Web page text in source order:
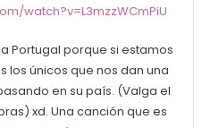
watch?v=L3mzzWCmPiU
Portugal porque si estamos
los únicos que nos dan una
en su país. (Valga el
xd. Una canción que es